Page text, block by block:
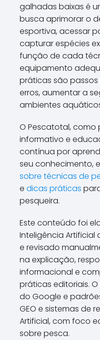
galhadas baixas é
busca aprimorar o
esportiva, acessar
capturar espécies
função de cada
equipamento
práticas são passos
erros, aumentar a
ambientes
O Pescatotal,
informativo e
contínua por
seu conhecimento,
sobre técnicas de
e dicas práticas
pesqueira.
Este conteúdo foi
Inteligência Artificial
e revisado
na explicação,
informacional e
práticas editoriais.
do Google e
GEO e sistemas de
Artificial, com foco
sobre pesca.